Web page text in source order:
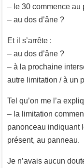
– le 30 commence au
– au dos d’âne ?
Et il s’arrête :
– au dos d’âne ?
– à la prochaine
autre limitation / à un
Tel qu’on me l’a
– la limitation
panonceau indiquant
présent, au panneau.
Je n’avais aucun